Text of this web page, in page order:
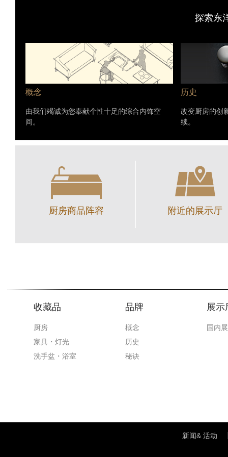
探索东
概念
由我们竭诚为您奉献个性十足的综合内饰空
间。
历史
改变厨房的创
续。
厨房商品阵容 附近的展示厅
收藏品
厨房
家具・灯光
洗手盆・浴室
品牌
概念
历史
秘诀
展示
国内
新闻& 活动